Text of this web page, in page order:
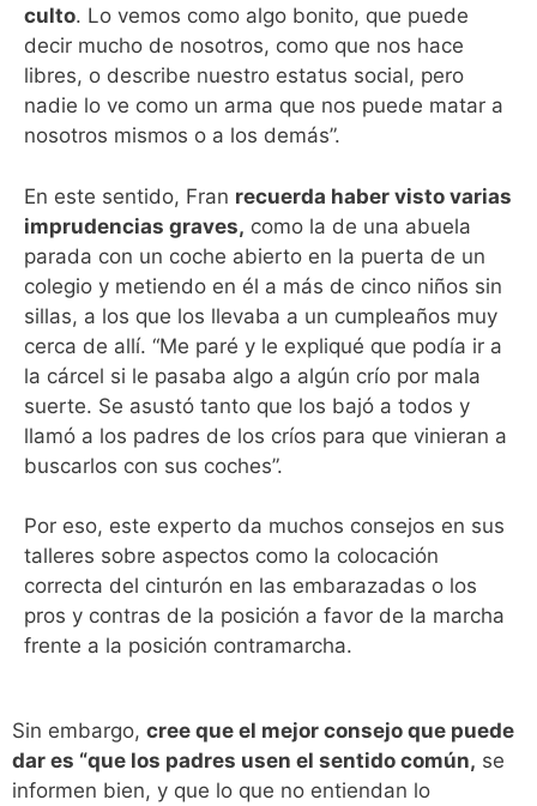
culto. Lo vemos como algo bonito, que puede
decir mucho de nosotros, como que nos hace
libres, o describe nuestro estatus social, pero
nadie lo ve como un arma que nos puede matar a
nosotros mismos o a los demás”.
En este sentido, Fran recuerda haber visto varias
imprudencias graves, como la de una abuela
parada con un coche abierto en la puerta de un
colegio y metiendo en él a más de cinco niños sin
sillas, a los que los llevaba a un cumpleaños muy
cerca de allí. “Me paré y le expliqué que podía ir a
la cárcel si le pasaba algo a algún crío por mala
suerte. Se asustó tanto que los bajó a todos y
llamó a los padres de los críos para que vinieran a
buscarlos con sus coches”.
Por eso, este experto da muchos consejos en sus
talleres sobre aspectos como la colocación
correcta del cinturón en las embarazadas o los
pros y contras de la posición a favor de la marcha
frente a la posición contramarcha.
Sin embargo, cree que el mejor consejo que puede
dar es “que los padres usen el sentido común, se
informen bien, y que lo que no entiendan lo